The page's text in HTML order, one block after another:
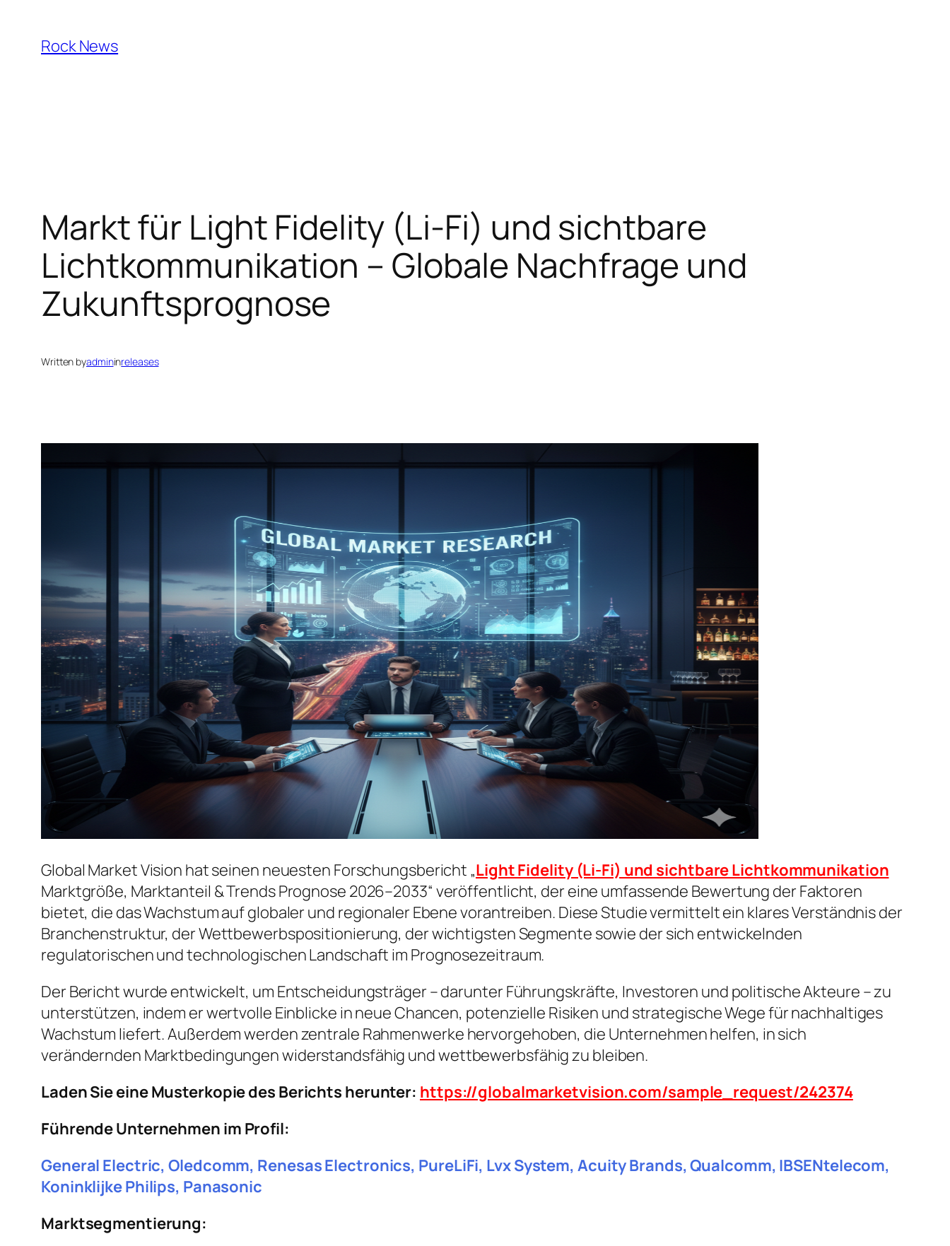
content
Rock News
Markt für Light Fidelity (Li-Fi) und sichtbare
Lichtkommunikation – Globale Nachfrage und
Zukunftsprognose
Written byadmininreleases
Global Market Vision hat seinen neuesten Forschungsbericht „Light Fidelity (Li-Fi) und sichtbare Lichtkommunikation
Marktgröße, Marktanteil & Trends Prognose 2026–2033“ veröffentlicht, der eine umfassende Bewertung der Faktoren
bietet, die das Wachstum auf globaler und regionaler Ebene vorantreiben. Diese Studie vermittelt ein klares Verständnis der
Branchenstruktur, der Wettbewerbspositionierung, der wichtigsten Segmente sowie der sich entwickelnden
regulatorischen und technologischen Landschaft im Prognosezeitraum.
Der Bericht wurde entwickelt, um Entscheidungsträger – darunter Führungskräfte, Investoren und politische Akteure – zu
unterstützen, indem er wertvolle Einblicke in neue Chancen, potenzielle Risiken und strategische Wege für nachhaltiges
Wachstum liefert. Außerdem werden zentrale Rahmenwerke hervorgehoben, die Unternehmen helfen, in sich
verändernden Marktbedingungen widerstandsfähig und wettbewerbsfähig zu bleiben.
Laden Sie eine Musterkopie des Berichts herunter: https://globalmarketvision.com/sample_request/242374
Führende Unternehmen im Profil:
General Electric, Oledcomm, Renesas Electronics, PureLiFi, Lvx System, Acuity Brands, Qualcomm, IBSENtelecom,
Koninklijke Philips, Panasonic
Marktsegmentierung: